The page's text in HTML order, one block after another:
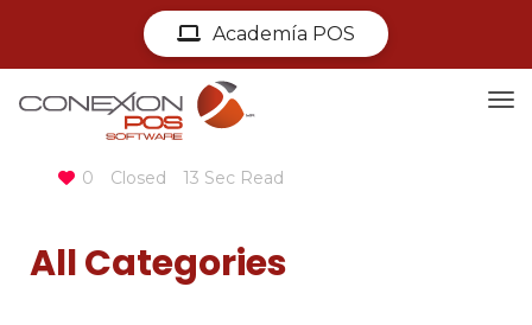
Academía POS
0 Closed 13 Sec Read
All Categories